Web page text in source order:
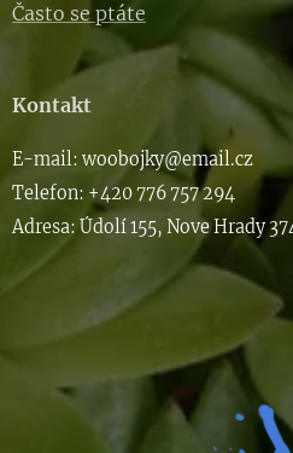
Často se ptáte
Kontakt
E-mail: woobojky@email.cz
Telefon: +420 776 757 294
Adresa: Údolí 155, Nove Hrady